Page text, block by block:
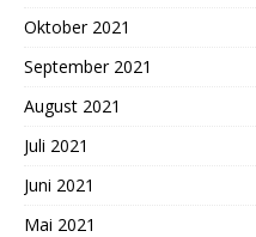
Oktober 2021
September 2021
August 2021
Juli 2021
Juni 2021
Mai 2021